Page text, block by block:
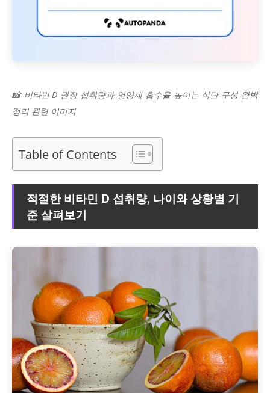
📸 비타민 D 권장 섭취량과 영양제 흡수율 높이는 식단 구성 완벽
정리 관련 이미지
Table of Contents
적절한 비타민 D 섭취량, 나이와 상황별 기
준 살펴보기